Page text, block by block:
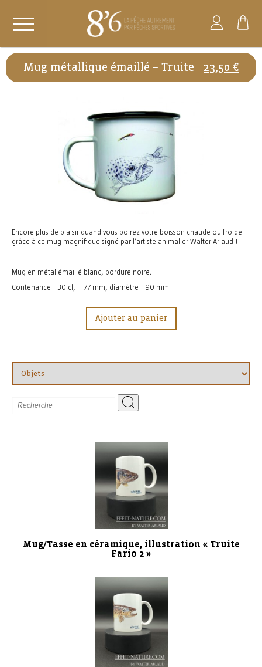
Mug métallique émaillé – Truite 23,50 €
Encore plus de plaisir quand vous boirez votre boisson chaude ou froide
grâce à ce mug magnifique signé par l’artiste animalier Walter Arlaud !
Mug en métal émaillé blanc, bordure noire.
Contenance : 30 cl, H 77 mm, diamètre : 90 mm.
Ajouter au panier
Mug/Tasse en céramique, illustration « Truite
Fario 2 »